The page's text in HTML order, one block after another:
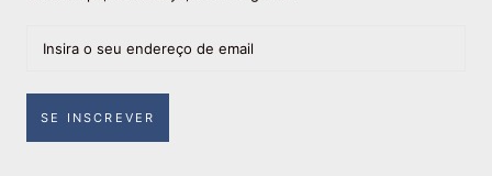
SE INSCREVER